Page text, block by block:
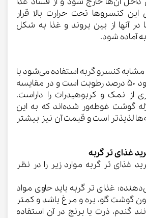
کنسروها تحت حرارت بالا قرار
در آنها از بین بروند و غذا به شکل
آماده شود.
مشابه کنسرو گربه استفاده می‌شود با
این تفاوت که دارای حدود ۵۰ درصد رطوبت است و در مقایسه
از نمک و کربوهیدرات را داراست.
گوشت غوطه‌ور شده‌اند که به این
لذیذتر است و قیمت آن نیز بیشتر
غذای تر گربه
غذای تر گربه موارد زیر را در نظر
غذای تر گربه باید حاوی مواد
گاو، بره و مرغ باشد و کمتر
گندم، ذرت یا برنج در آن استفاده